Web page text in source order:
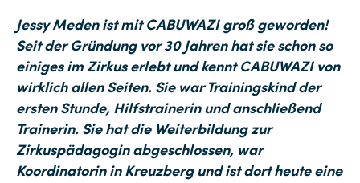
Jessy Meden ist mit CABUWAZI groß geworden!
Seit der Gründung vor 30 Jahren hat sie schon so
einiges im Zirkus erlebt und kennt CABUWAZI von
wirklich allen Seiten. Sie war Trainingskind der
ersten Stunde, Hilfstrainerin und anschließend
Trainerin. Sie hat die Weiterbildung zur
Zirkuspädagogin abgeschlossen, war
Koordinatorin in Kreuzberg und ist dort heute eine